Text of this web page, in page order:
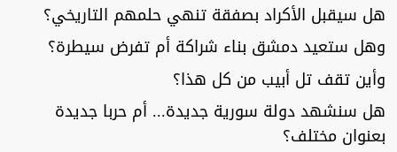
هل سيقبل الأكراد بصفقة تنهي حلمهم التاريخي؟
وهل ستعيد دمشق بناء شراكة أم تفرض سيطرة؟
وأين تقف تل أبيب من كل هذا؟
هل سنشهد دولة سورية جديدة... أم حربا جديدة
بعنوان مختلف؟